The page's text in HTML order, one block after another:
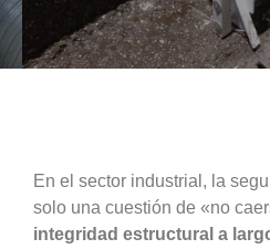
En el sector industrial, la
solo una cuestión de «no
integridad estructural a